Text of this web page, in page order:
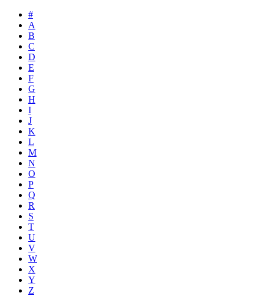
#
A
B
C
D
E
F
G
H
I
J
K
L
M
N
O
P
Q
R
S
T
U
V
W
X
Y
Z